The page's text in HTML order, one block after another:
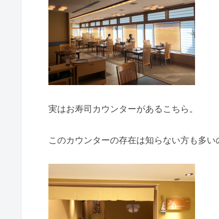
実はお寿司カウンターがあるこちら。
このカウンターの存在は知らない方も多い